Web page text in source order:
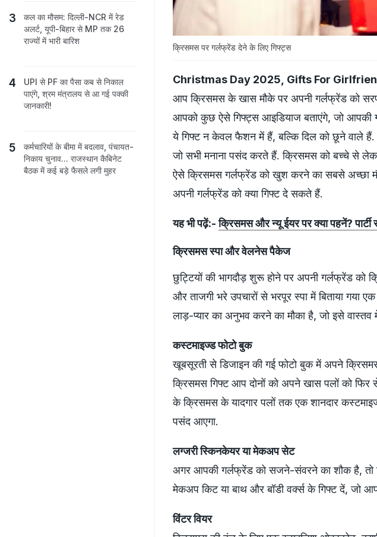
क्रिसमस पर गर्लफ्रेंड देने के लिए गिफ्ट्स
Christmas Day 2025, Gifts For
आप क्रिसमस के खास मौके पर अपनी गर्लफ्रेंड को
आपको कुछ ऐसे गिफ्ट्स आइडियाज बताएंगे, जो आपकी
ये गिफ्ट न केवल फैशन में हैं, बल्कि दिल को छूने वाले
जो सभी मनाना पसंद करते हैं. क्रिसमस को बच्चे से
ऐसे क्रिसमस गर्लफ्रेंड को खुश करने का सबसे अच्छा
अपनी गर्लफ्रेंड को क्या गिफ्ट दे सकते हैं.
यह भी पढ़ें:-क्रिसमस और न्यू ईयर पर क्या पहनें?
क्रिसमस स्पा और वेलनेस पैकेज
छुट्टियों की भागदौड़ शुरू होने पर अपनी गर्लफ्रेंड
और ताजगी भरे उपचारों से भरपूर स्पा में बिताया
लाड़-प्यार का अनुभव करने का मौका है, जो इसे
कस्टमाइज्ड फोटो बुक
खूबसूरती से डिजाइन की गई फोटो बुक में अपने
क्रिसमस गिफ्ट आप दोनों को अपने खास पलों को
के क्रिसमस के यादगार पलों तक एक शानदार
पसंद आएगा.
लग्जरी स्किनकेयर या मेकअप सेट
अगर आपकी गर्लफ्रेंड को सजने-संवरने का शौक है, तो
मेकअप किट या बाथ और बॉडी वर्क्स के गिफ्ट दें, जो
विंटर वियर
कल का मौसम: दिल्ली-NCR में रेड
अलर्ट, यूपी-बिहार से MP तक 26
राज्यों में भारी बारिश
UPI से PF का पैसा कब से निकाल
पाएंगे, श्रम मंत्रालय से आ गई पक्‍की
जानकारी!
कर्मचारियों के बीमा में बदलाव, पंचायत-
निकाय चुनाव... राजस्थान कैबिनेट
बैठक में कई बड़े फैसले लगी मुहर